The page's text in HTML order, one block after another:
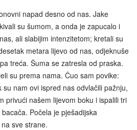
napad desno od nas. Jake
su šumom, a onda je zapucalo i
ali slabijim intenzitetom; kretali su
metara lijevo od nas, odjeknuše
treća. Šuma se zatresla od praska.
su prema nama. Čuo sam povike:
su nam ovi ispred nas odvlačili pažnju,
privući našem lijevom boku i ispalili tri
Počela je pješadijska
sve strane.